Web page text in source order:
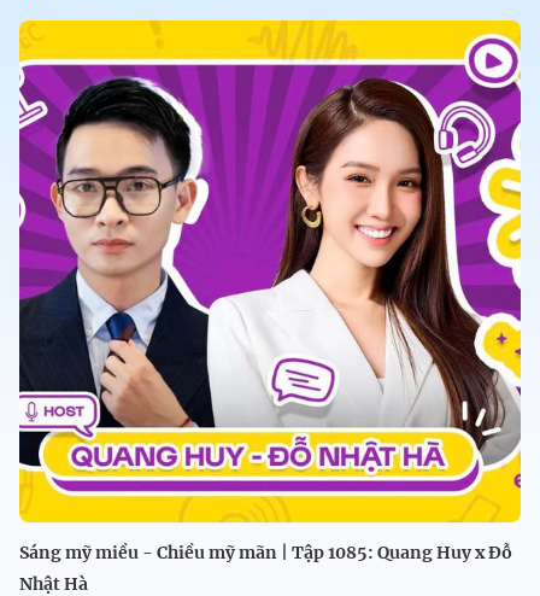
Sáng mỹ miều - Chiều mỹ mãn | Tập 1085: Quang Huy x Đỗ
Nhật Hà